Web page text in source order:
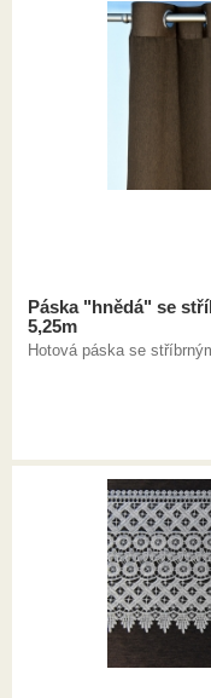
Páska "hnědá" se
5,25m
Hotová páska se